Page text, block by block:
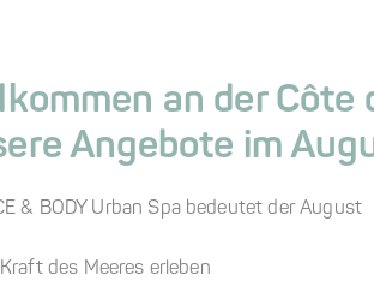
an der Côte
Angebote im
& BODY Urban Spa bedeutet der August
des Meeres erleben